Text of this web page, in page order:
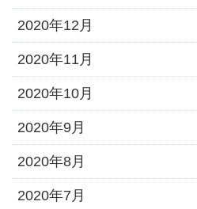
2020年12月
2020年11月
2020年10月
2020年9月
2020年8月
2020年7月